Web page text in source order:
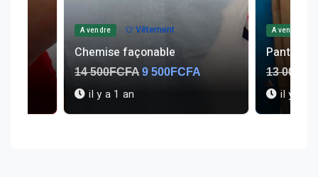
A vendre 👕 Vêtement
Pantalon kakis
13 000FCFA 9 000FCFA
il y a 1 an
🍎 Autre
Yaourt
2
il y a 1